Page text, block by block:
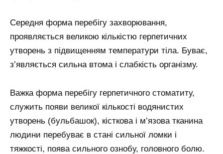
Середня форма перебігу захворювання,
проявляється великою кількістю герпетичних
утворень з підвищенням температури тіла. Буває,
з’являється сильна втома і слабкість організму.
Важка форма перебігу герпетичного стоматиту,
служить появи великої кількості водянистих
утворень (бульбашок), кісткова і м’язова тканина
людини перебуває в стані сильної ломки і
тяжкості, поява сильного ознобу, головного болю.